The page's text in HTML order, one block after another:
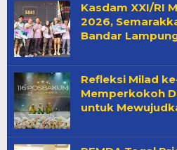
Kasdam XXI/RI
2026,
Bandar
Refleksi Milad
Memperkokoh
untuk